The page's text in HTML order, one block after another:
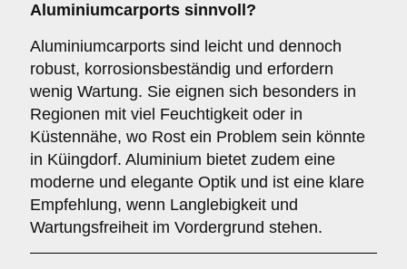
Aluminiumcarports sinnvoll?
Aluminiumcarports sind leicht und dennoch
robust, korrosionsbeständig und erfordern
wenig Wartung. Sie eignen sich besonders in
Regionen mit viel Feuchtigkeit oder in
Küstennähe, wo Rost ein Problem sein könnte
in Küingdorf. Aluminium bietet zudem eine
moderne und elegante Optik und ist eine klare
Empfehlung, wenn Langlebigkeit und
Wartungsfreiheit im Vordergrund stehen.